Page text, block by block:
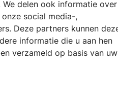
delen ook informatie over
social media-,
Deze partners kunnen
informatie die u aan hen
verzameld op basis van uw